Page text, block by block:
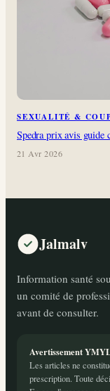
SEXUALITÉ &
Spedra prix avis guide
21 Avr 2026
Jalmalv
Information santé
un comité de
avant de consulter.
Avertissement
Les articles ne
prescription. Toute